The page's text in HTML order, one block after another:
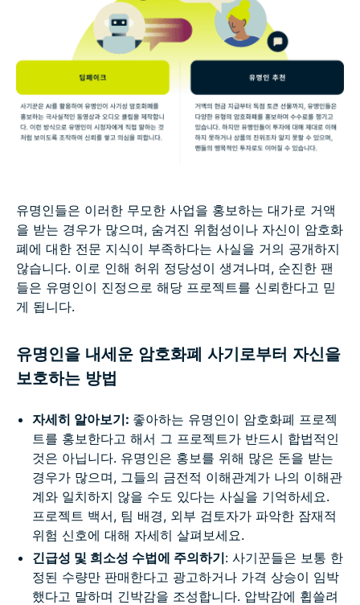
유명인들은 이러한 무모한 사업을 홍보하는 대가로 거액
을 받는 경우가 많으며, 숨겨진 위험성이나 자신이 암호화
폐에 대한 전문 지식이 부족하다는 사실을 거의 공개하지
않습니다. 이로 인해 허위 정당성이 생겨나며, 순진한 팬
들은 유명인이 진정으로 해당 프로젝트를 신뢰한다고 믿
게 됩니다.
유명인을 내세운 암호화폐 사기로부터 자신을
보호하는 방법
자세히 알아보기: 좋아하는 유명인이 암호화폐 프로젝
트를 홍보한다고 해서 그 프로젝트가 반드시 합법적인
것은 아닙니다. 유명인은 홍보를 위해 많은 돈을 받는
경우가 많으며, 그들의 금전적 이해관계가 나의 이해관
계와 일치하지 않을 수도 있다는 사실을 기억하세요.
프로젝트 백서, 팀 배경, 외부 검토자가 파악한 잠재적
위험 신호에 대해 자세히 살펴보세요.
긴급성 및 희소성 수법에 주의하기: 사기꾼들은 보통 한
정된 수량만 판매한다고 광고하거나 가격 상승이 임박
했다고 말하며 긴박감을 조성합니다. 압박감에 휩쓸려